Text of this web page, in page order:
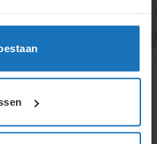
een contract is de
over het